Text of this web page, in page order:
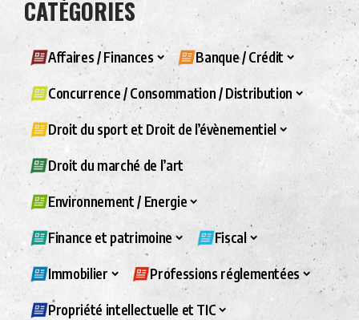
CATÉGORIES
Affaires / Finances Banque / Crédit
Concurrence / Consommation / Distribution
Droit du sport et Droit de l’évènementiel
Droit du marché de l’art
Environnement / Energie
Finance et patrimoine Fiscal
Immobilier Professions réglementées
Propriété intellectuelle et TIC